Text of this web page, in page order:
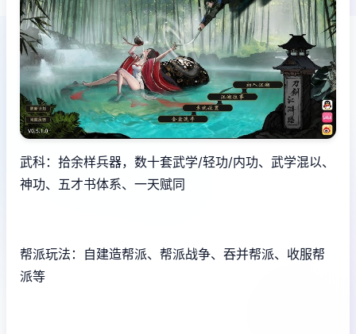
武科：拾余样兵器，数十套武学/轻功/内功、武学混以、
神功、五才书体系、一天赋同
帮派玩法：自建造帮派、帮派战争、吞并帮派、收服帮
派等